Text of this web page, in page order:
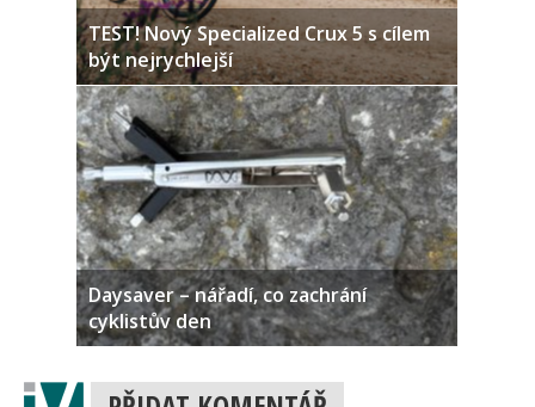
TEST! Nový Specialized Crux 5 s cílem
být nejrychlejší
Daysaver – nářadí, co zachrání
cyklistův den